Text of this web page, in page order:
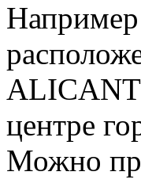
Например
центре
Можно